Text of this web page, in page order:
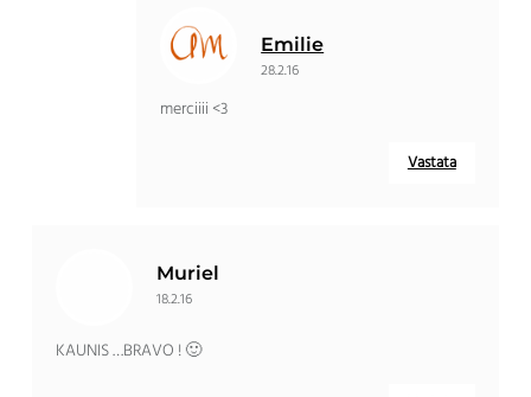
Emilie
28.2.16
merciiii <3
Vastata
Muriel
18.2.16
KAUNIS …BRAVO ! 🙂